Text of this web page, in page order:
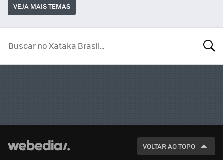
VEJA MAIS TEMAS
VOLTAR AO TOPO